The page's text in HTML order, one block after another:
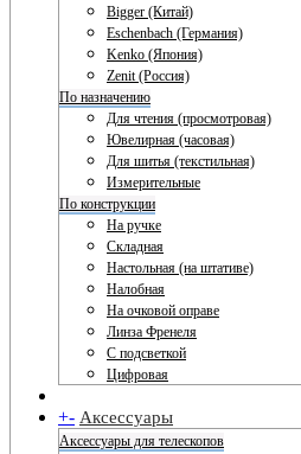
Bigger (Китай)
Eschenbach (Германия)
Kenko (Япония)
Zenit (Россия)
По назначению
Для чтения (просмотровая)
Ювелирная (часовая)
Для шитья (текстильная)
Измерительные
По конструкции
На ручке
Складная
Настольная (на штативе)
Налобная
На очковой оправе
Линза Френеля
С подсветкой
Цифровая
+- Аксессуары
Аксессуары для телескопов